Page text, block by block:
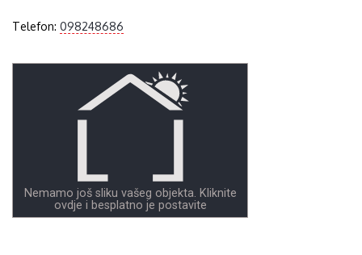
Telefon:098248686
Nemamo još sliku vašeg objekta. Kliknite
ovdje i besplatno je postavite